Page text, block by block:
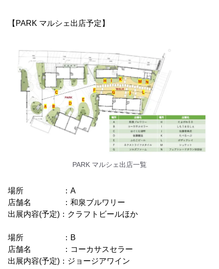
【PARK マルシェ出店予定】
PARK マルシェ出店一覧
場所 ：A
店舗名 ：和泉ブルワリー
出展内容(予定)：クラフトビールほか
場所 ：B
店舗名 ：コーカサスセラー
出展内容(予定)：ジョージアワイン